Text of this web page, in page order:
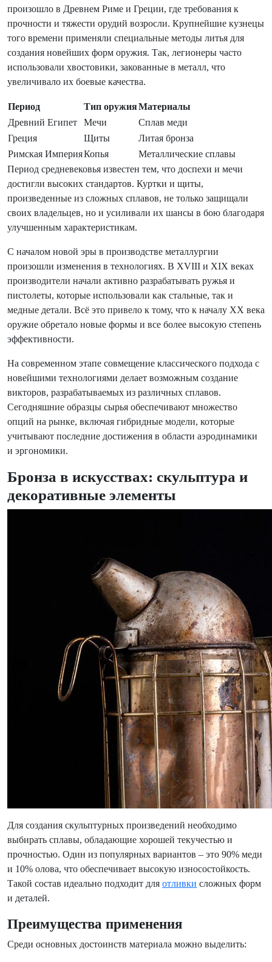
произошло в Древнем Риме и Греции, где требования к
прочности и тяжести орудий возросли. Крупнейшие кузнецы
того времени применяли специальные методы литья для
создания новейших форм оружия. Так, легионеры часто
использовали хвостовики, закованные в металл, что
увеличивало их боевые качества.
Период Тип оружияМатериалы
Древний Египет
Мечи
Сплав меди
Греция
Щиты
Литая бронза
Римская ИмперияКопья
Металлические сплавы
Период средневековья известен тем, что доспехи и мечи
достигли высоких стандартов. Куртки и щиты,
произведенные из сложных сплавов, не только защищали
своих владельцев, но и усиливали их шансы в бою благодаря
улучшенным характеристикам.
С началом новой эры в производстве металлургии
произошли изменения в технологиях. В XVIII и XIX веках
производители начали активно разрабатывать ружья и
пистолеты, которые использовали как стальные, так и
медные детали. Всё это привело к тому, что к началу XX века
оружие обретало новые формы и все более высокую степень
эффективности.
На современном этапе совмещение классического подхода с
новейшими технологиями делает возможным создание
викторов, разрабатываемых из различных сплавов.
Сегодняшние образцы сырья обеспечивают множество
опций на рынке, включая гибридные модели, которые
учитывают последние достижения в области аэродинамики
и эргономики.
Бронза в искусствах: скульптура и
декоративные элементы
Для создания скульптурных произведений необходимо
выбирать сплавы, обладающие хорошей текучестью и
прочностью. Один из популярных вариантов – это 90% меди
и 10% олова, что обеспечивает высокую износостойкость.
Такой состав идеально подходит для отливки сложных форм
и деталей.
Преимущества применения
Среди основных достоинств материала можно выделить: